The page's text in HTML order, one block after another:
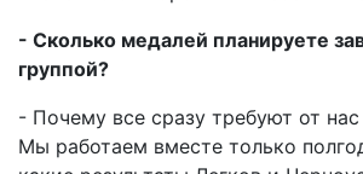
- Сколько медалей планируете
группой?
- Почему все сразу требуют от
Мы работаем вместе только